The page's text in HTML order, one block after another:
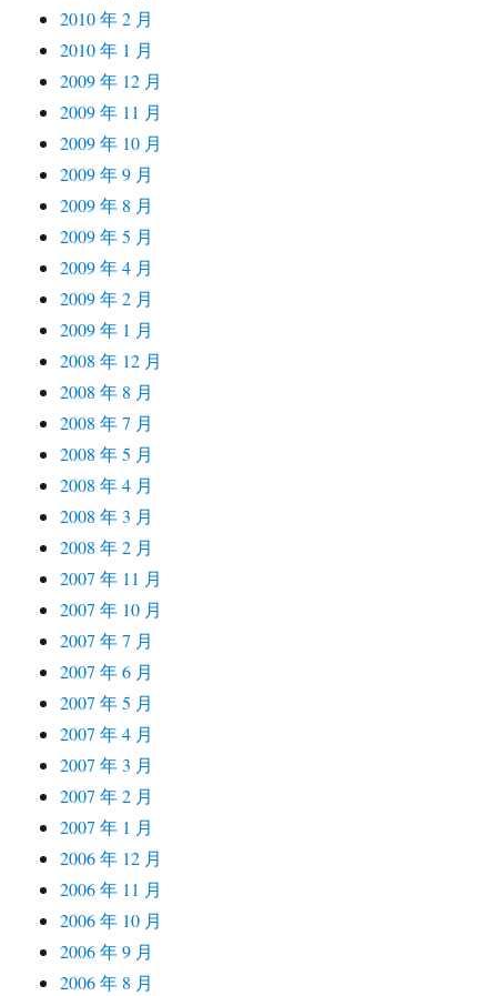
2010 年 2 月
2010 年 1 月
2009 年 12 月
2009 年 11 月
2009 年 10 月
2009 年 9 月
2009 年 8 月
2009 年 5 月
2009 年 4 月
2009 年 2 月
2009 年 1 月
2008 年 12 月
2008 年 8 月
2008 年 7 月
2008 年 5 月
2008 年 4 月
2008 年 3 月
2008 年 2 月
2007 年 11 月
2007 年 10 月
2007 年 7 月
2007 年 6 月
2007 年 5 月
2007 年 4 月
2007 年 3 月
2007 年 2 月
2007 年 1 月
2006 年 12 月
2006 年 11 月
2006 年 10 月
2006 年 9 月
2006 年 8 月